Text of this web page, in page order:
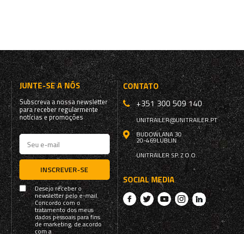
JUNTE-SE A NÓS
Subscreva a nossa newsletter
para receber regularmente
notícias e promoções
INSCREVER-SE
Desejo receber o
newsletter pelo e-mail.
Concordo com o
tratamento dos meus
dados pessoais para fins
de marketing, de acordo
com a
CONTATO
+351 300 509 140
UNITRAILER@UNITRAILER.PT
BUDOWLANA 30
20-469LUBLIN
UNITRAILER SP. Z O.O.
SOCIAL MEDIA